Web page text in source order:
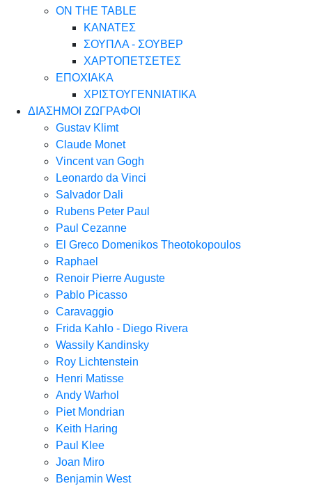
ON THE TABLE
ΚΑΝΑΤΕΣ
ΣΟΥΠΛΑ - ΣΟΥΒΕΡ
ΧΑΡΤΟΠΕΤΣΕΤΕΣ
ΕΠΟΧΙΑΚΑ
ΧΡΙΣΤΟΥΓΕΝΝΙΑΤΙΚΑ
ΔΙΑΣΗΜΟΙ ΖΩΓΡΑΦΟΙ
Gustav Klimt
Claude Monet
Vincent van Gogh
Leonardo da Vinci
Salvador Dali
Rubens Peter Paul
Paul Cezanne
El Greco Domenikos Theotokopoulos
Raphael
Renoir Pierre Auguste
Pablo Picasso
Caravaggio
Frida Kahlo - Diego Rivera
Wassily Kandinsky
Roy Lichtenstein
Henri Matisse
Andy Warhol
Piet Mondrian
Keith Haring
Paul Klee
Joan Miro
Benjamin West